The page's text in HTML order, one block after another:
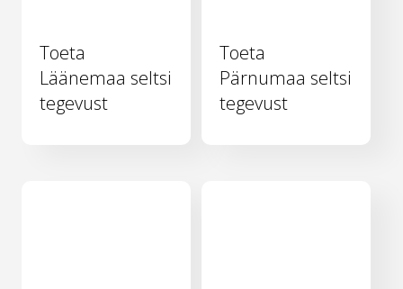
Toeta
Läänemaa seltsi
tegevust
Toeta
Pärnumaa seltsi
tegevust